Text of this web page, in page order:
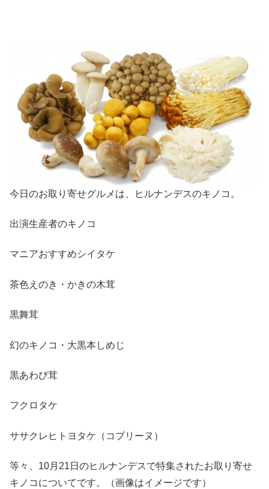
今日のお取り寄せグルメは、ヒルナンデスのキノコ。
出演生産者のキノコ
マニアおすすめシイタケ
茶色えのき・かきの木茸
黒舞茸
幻のキノコ・大黒本しめじ
黒あわび茸
フクロタケ
ササクレヒトヨタケ（コプリーヌ）
等々、10月21日のヒルナンデスで特集されたお取り寄せ
キノコについてです。（画像はイメージです）